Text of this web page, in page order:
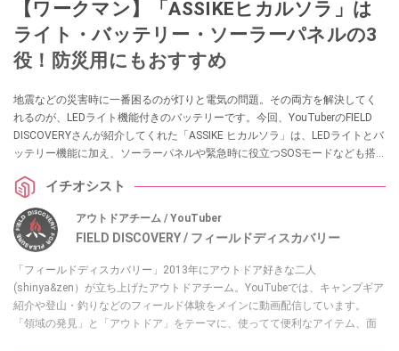
【ワークマン】「ASSIKEヒカルソラ」は
ライト・バッテリー・ソーラーパネルの3
役！防災用にもおすすめ
地震などの災害時に一番困るのが灯りと電気の問題。その両方を解決してく
れるのが、LEDライト機能付きのバッテリーです。今回、YouTuberのFIELD
DISCOVERYさんが紹介してくれた「ASSIKE ヒカルソラ」は、LEDライトとバ
ッテリー機能に加え、ソーラーパネルや緊急時に役立つSOSモードなども搭
イチオシスト
アウトドアチーム / YouTuber
FIELD DISCOVERY / フィールドディスカバリー
「フィールドディスカバリー」2013年にアウトドア好きな二人
(shinya&zen）が立ち上げたアウトドアチーム。YouTubeでは、キャンプギア
紹介や登山・釣りなどのフィールド体験をメインに動画配信しています。
「領域の発見」と「アウトドア」をテーマに、使ってて便利なアイテム、面